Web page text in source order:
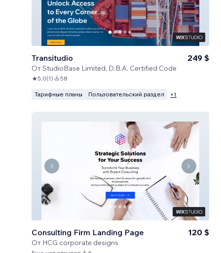
Transitudio
ОтStudioBase Limited, D.B.A. Certified Code
249 $
5,0(1) 58
Тарифные планы Пользовательский раздел +1
Consulting Firm Landing Page
От HCG corporate designs
120 $